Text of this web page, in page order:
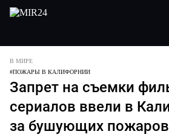
В МИРЕ
#ПОЖАРЫ В КАЛИФОРНИИ
Запрет на съемки
сериалов ввели в
за бушующих пожаров